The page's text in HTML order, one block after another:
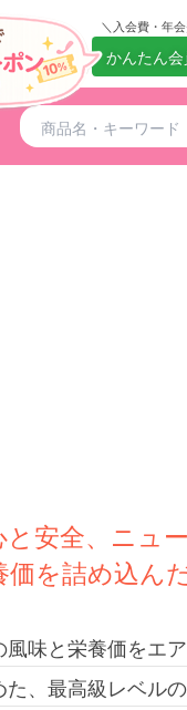
入会費・年
かんたん
安全、ニュ
価を詰め込ん
味と栄養価をエ
、最高級レベル